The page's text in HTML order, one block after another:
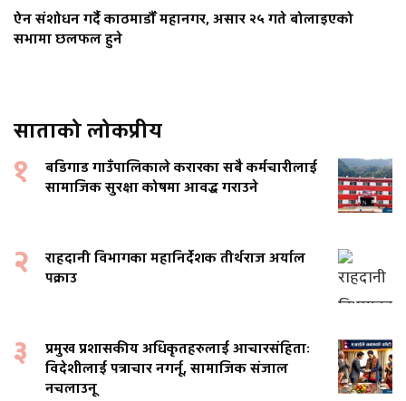
ऐन संशोधन गर्दै काठमाडौँ महानगर, असार २५ गते बोलाइएको
सभामा छलफल हुने
साताको लोकप्रीय
१
बडिगाड गाउँपालिकाले करारका सबै कर्मचारीलाई
सामाजिक सुरक्षा कोषमा आवद्ध गराउने
२
राहदानी विभागका महानिर्देशक तीर्थराज अर्याल
पक्राउ
३
प्रमुख प्रशासकीय अधिकृतहरुलाई आचारसंहिताः
विदेशीलाई पत्राचार नगर्नू, सामाजिक संजाल
नचलाउनू